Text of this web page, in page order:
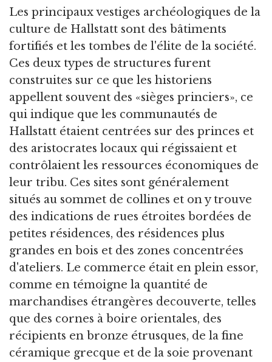
Les principaux vestiges archéologiques de la
culture de Hallstatt sont des bâtiments
fortifiés et les tombes de l'élite de la société.
Ces deux types de structures furent
construites sur ce que les historiens
appellent souvent des «sièges princiers», ce
qui indique que les communautés de
Hallstatt étaient centrées sur des princes et
des aristocrates locaux qui régissaient et
contrôlaient les ressources économiques de
leur tribu. Ces sites sont généralement
situés au sommet de collines et on y trouve
des indications de rues étroites bordées de
petites résidences, des résidences plus
grandes en bois et des zones concentrées
d'ateliers. Le commerce était en plein essor,
comme en témoigne la quantité de
marchandises étrangères decouverte, telles
que des cornes à boire orientales, des
récipients en bronze étrusques, de la fine
céramique grecque et de la soie provenant